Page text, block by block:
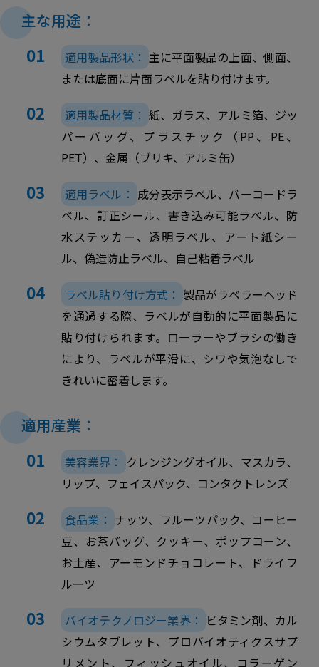
主な用途：
適用製品形状： 主に平面製品の上面、側面、
または底面に片面ラベルを貼り付けます。
適用製品材質： 紙、ガラス、アルミ箔、ジッ
パーバッグ、プラスチック（PP、PE、
PET）、金属（ブリキ、アルミ缶）
適用ラベル： 成分表示ラベル、バーコードラ
ベル、訂正シール、書き込み可能ラベル、防
水ステッカー、透明ラベル、アート紙シー
ル、偽造防止ラベル、自己粘着ラベル
ラベル貼り付け方式： 製品がラベラーヘッド
を通過する際、ラベルが自動的に平面製品に
貼り付けられます。ローラーやブラシの働き
により、ラベルが平滑に、シワや気泡なしで
きれいに密着します。
適用産業：
美容業界：
クレンジングオイル、マスカラ、
リップ、フェイスパック、コンタクトレンズ
食品業： ナッツ、フルーツパック、コーヒー
豆、お茶バッグ、クッキー、ポップコーン、
お土産、アーモンドチョコレート、ドライフ
ルーツ
バイオテクノロジー業界：
ビタミン剤、カル
シウムタブレット、プロバイオティクスサプ
リメント、フィッシュオイル、コラーゲン